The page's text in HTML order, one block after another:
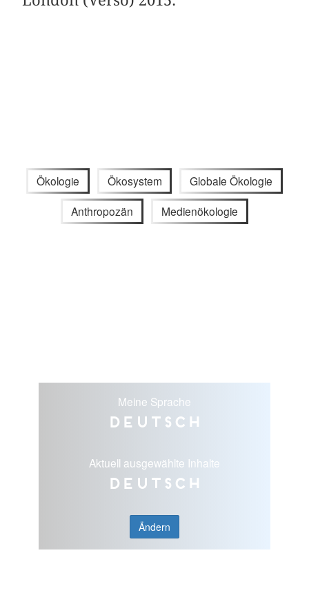
Ökologie Ökosystem Globale Ökologie
Anthropozän Medienökologie
Meine Sprache
Deutsch
Aktuell ausgewählte Inhalte
Deutsch
Ändern